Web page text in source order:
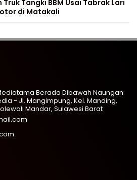
Tangki BBM Usai Tabrak Lari
di Matakali
Berada Dibawah Naungan
- Jl. Mangimpung, Kel. Manding,
Mandar, Sulawesi Barat